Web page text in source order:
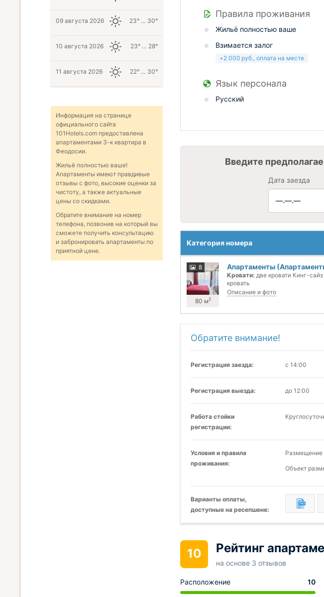
Правила проживания
Жильё полностью ваше
Взимается залог
+2 000 руб., оплата на месте
Язык персонала
Русский
Введите
Дата заезда
—.—.—
Категория номера
8
80 м2
Апартаменты
Кровати: две кровати Кинг-
кровать
Описание и фото
Обратите внимание!
Регистрация заезда: с 14:00
Регистрация выезда: до 12:00
Работа стойки
регистрации:
Условия и правила
проживания:
Размещение
Объект
Варианты оплаты,
доступные на ресепшене:
10 Рейтинг
на основе 3 отзывов
Расположение 10
09 августа 2026 23° … 30°
10 августа 2026 23° … 28°
11 августа 2026 22° … 30°
Информация на странице
официального сайта
101Hotels.com предоставлена
апартаментами 3-к квартира в
Феодосии.
Жильё полностью ваше!
Апартаменты имеют правдивые
отзывы с фото, высокие оценки за
чистоту, а также актуальные
цены со скидками.
Обратите внимание на номер
телефона, позвонив на который вы
сможете получить консультацию
и забронировать апартаменты по
приятной цене.